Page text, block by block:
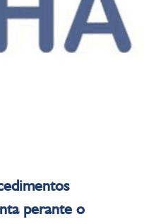
perante o